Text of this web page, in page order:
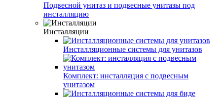
Подвесной унитаз и подвесные унитазы под
инсталляцию
Инсталляции
Инсталляционные системы для унитазов
Комплект: инсталляция с подвесным
унитазом